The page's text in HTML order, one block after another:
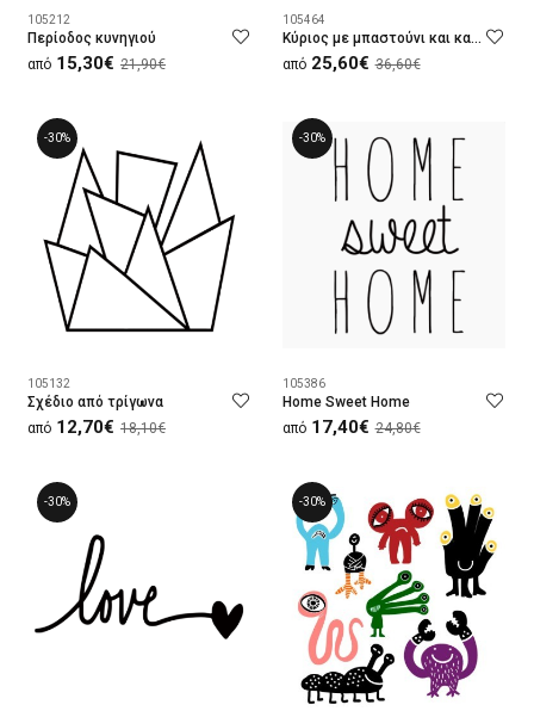
105212
Περίοδος κυνηγιού
από 15,30€ 21,90€
105464
Κύριος με μπαστούνι και καπέλο
από 25,60€ 36,60€
-30%
105132
Σχέδιο από τρίγωνα
από 12,70€ 18,10€
-30%
105386
Home Sweet Home
από 17,40€ 24,80€
-30% -30%